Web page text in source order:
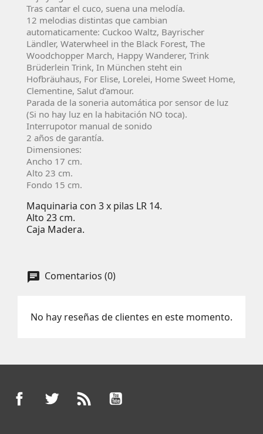
Tras cantar el cuco, suena una melodía.
12 melodias distintas que cambian
automaticamente: Cuckoo Waltz, Bayrischer
Ländler, Waterwheel in the Black Forest, The
Woodchopper March, Happy Wanderer, Trink
Brüderlein Trink, In München steht ein
Hofbräuhaus, For Elise, Lorelei, Home Sweet Home,
Clementine, Salut d’amour.
Parada de la soneria automática por sensor de luz
(Si no hay luz en la habitación NO toca).
Interrupotor manual de sonido
2 años de garantía.
Dimensiones:
Ancho 17 cm.
Alto 23 cm.
Fondo 15 cm.
Maquinaria con 3 x pilas LR 14.
Alto 23 cm.
Caja Madera.
Comentarios (0)
No hay reseñas de clientes en este momento.
FacebookTwitter